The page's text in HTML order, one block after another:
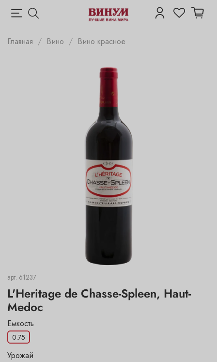
Главная Вино Вино красное
арт. 61237
L'Heritage de Chasse-Spleen, Haut-
Medoc
Емкость
0.75
Урожай